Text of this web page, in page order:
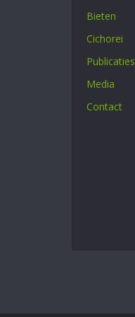
Bieten
Cichorei
Publicaties
Media
Contact